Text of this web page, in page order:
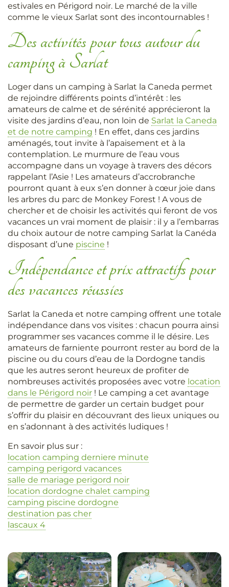
estivales en Périgord noir. Le marché de la ville
comme le vieux Sarlat sont des incontournables !
Des activités pour tous autour du
camping à Sarlat
Loger dans un camping à Sarlat la Caneda permet
de rejoindre différents points d’intérêt : les
amateurs de calme et de sérénité apprécieront la
visite des jardins d’eau, non loin de Sarlat la Caneda
et de notre camping ! En effet, dans ces jardins
aménagés, tout invite à l’apaisement et à la
contemplation. Le murmure de l’eau vous
accompagne dans un voyage à travers des décors
rappelant l’Asie ! Les amateurs d’accrobranche
pourront quant à eux s’en donner à cœur joie dans
les arbres du parc de Monkey Forest ! A vous de
chercher et de choisir les activités qui feront de vos
vacances un vrai moment de plaisir : il y a l’embarras
du choix autour de notre camping Sarlat la Canéda
disposant d’une piscine !
Indépendance et prix attractifs pour
des vacances réussies
Sarlat la Caneda et notre camping offrent une totale
indépendance dans vos visites : chacun pourra ainsi
programmer ses vacances comme il le désire. Les
amateurs de farniente pourront rester au bord de la
piscine ou du cours d’eau de la Dordogne tandis
que les autres seront heureux de profiter de
nombreuses activités proposées avec votre location
dans le Périgord noir ! Le camping a cet avantage
de permettre de garder un certain budget pour
s’offrir du plaisir en découvrant des lieux uniques ou
en s’adonnant à des activités ludiques !
En savoir plus sur :
location camping derniere minute
camping perigord vacances
salle de mariage perigord noir
location dordogne chalet camping
camping piscine dordogne
destination pas cher
lascaux 4